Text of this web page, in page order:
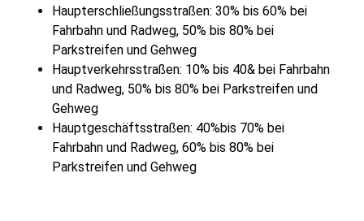
Haupterschließungsstraßen: 30% bis 60% bei
Fahrbahn und Radweg, 50% bis 80% bei
Parkstreifen und Gehweg
Hauptverkehrsstraßen: 10% bis 40& bei Fahrbahn
und Radweg, 50% bis 80% bei Parkstreifen und
Gehweg
Hauptgeschäftsstraßen: 40%bis 70% bei
Fahrbahn und Radweg, 60% bis 80% bei
Parkstreifen und Gehweg